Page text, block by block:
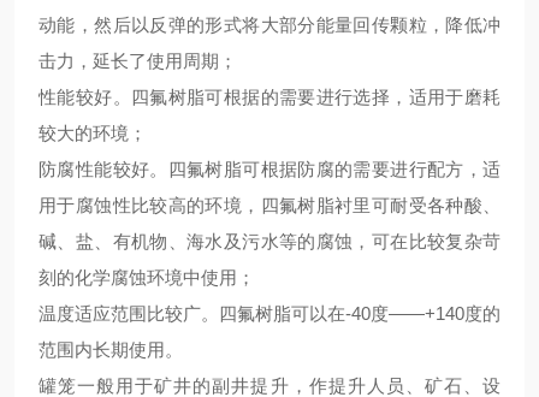
动能，然后以反弹的形式将大部分能量回传颗粒，降低冲
击力， 延长了使用 周期 ；
性能较好。
四氟树脂可根据的需要进行选择，适用于磨耗
较大的环境；
防腐性能较好。
四氟树脂可根据防腐的需要进行配方，适
用于腐蚀性比较高的环境 ， 四氟树脂衬里可耐受各种酸、
碱、盐、有机物、海水及污水等的腐蚀，可在 比较复杂苛
刻的化学腐蚀环境中使用；
温度适应范围 比较广。 四氟树脂可以在-40度——+140度的
范围内长期使用 。
罐笼一般用于矿井的副井提升，作提升人员、矿石、设